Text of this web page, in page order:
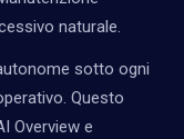
naturale.
sotto ogni
Questo
Overview e